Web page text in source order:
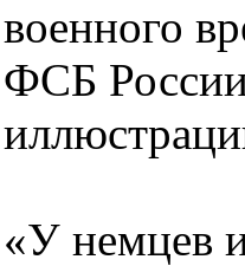
военного
ФСБ
«У немцев